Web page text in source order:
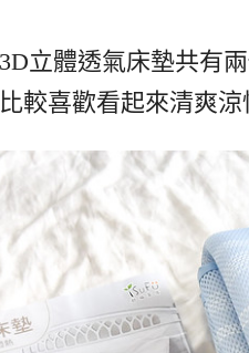
立體透氣床墊共有
較喜歡看起來清爽